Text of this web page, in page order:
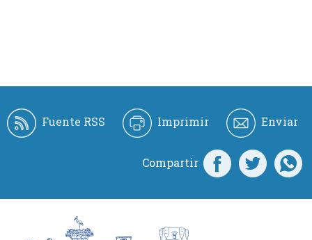
Fuente RSS Imprimir Enviar
Compartir